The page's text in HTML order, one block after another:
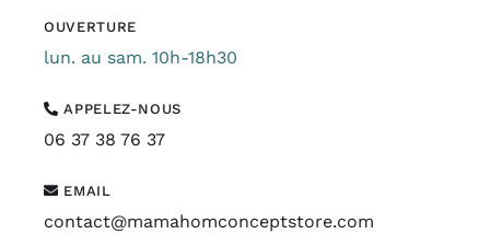
OUVERTURE
lun. au sam. 10h-18h30
APPELEZ-NOUS
06 37 38 76 37
EMAIL
contact@mamahomconceptstore.com